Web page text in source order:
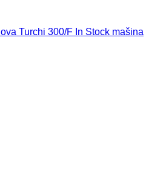
Turchi 300/F In Stock mašina